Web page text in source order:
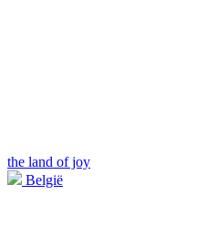
the land of joy
België